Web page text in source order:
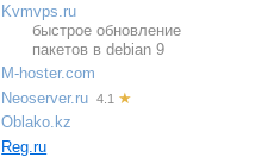
Kvmvps.ru
быстрое обновление
пакетов в debian 9
M-hoster.com
Neoserver.ru
4.1 ★
Oblako.kz
Reg.ru